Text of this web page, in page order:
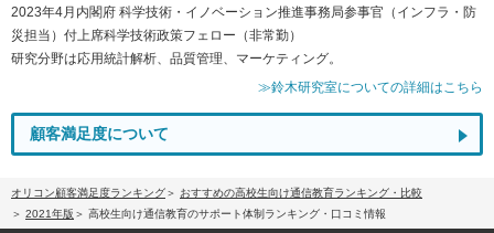
2023年4月内閣府 科学技術・イノベーション推進事務局参事官（インフラ・防
災担当）付上席科学技術政策フェロー（非常勤）
研究分野は応用統計解析、品質管理、マーケティング。
≫鈴木研究室についての詳細はこちら
顧客満足度について
オリコン顧客満足度ランキング
おすすめの高校生向け通信教育ランキング・比較
2021年版
高校生向け通信教育のサポート体制ランキング・口コミ情報